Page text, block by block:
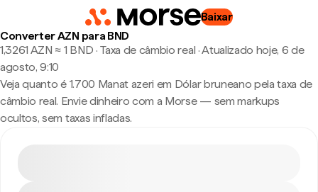
Baixar
Converter AZN para BND
1,3261 AZN ≈ 1 BND · Taxa de câmbio real ·Atualizado hoje, 6 de
agosto, 9:10
Veja quanto é 1.700 Manat azeri em Dólar bruneano pela taxa de
câmbio real. Envie dinheiro com a Morse — sem markups
ocultos, sem taxas infladas.